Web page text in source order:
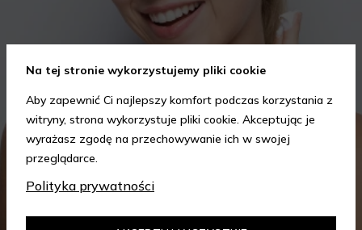
Na tej stronie wykorzystujemy pliki cookie
Aby zapewnić Ci najlepszy komfort podczas korzystania z
witryny, strona wykorzystuje pliki cookie. Akceptując je
wyrażasz zgodę na przechowywanie ich w swojej
przeglądarce.
Polityka prywatności